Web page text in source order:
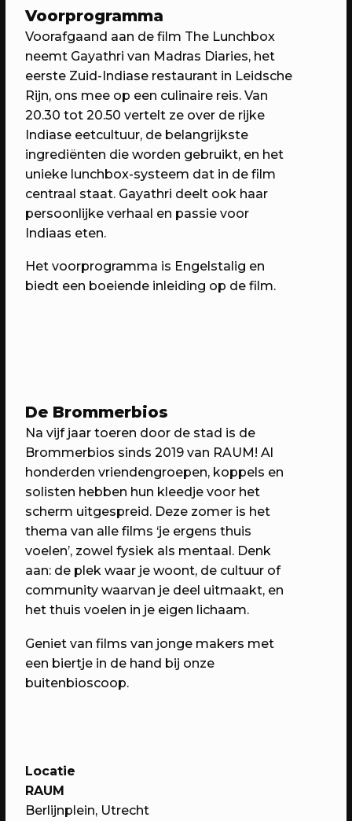
07/05/2023 PROGRAMMA
WEKEA: Buurtkamerfeest met de
Buurtwerkkamer
Met o.a. lancering Pop Up Plein-o-
theek, wildplukwandeling, zelf kunst
maken, Aanschuifdiner XL & twee
bijzondere exposities over het
thuisgevoel
14/05/2023
WEKEA: Speelkamerfeest met Kars
+ Boom & Nimeto
Met o.a. spelen, verkleden, minidisco
en de onthulling van het
Straatspeelscherm
20/05/2023
SOUK Utrecht
Kom proeven, horen, zien & beleven!
Locatie
RAUM
Berlijnplein, Utrecht
Voorprogramma
Voorafgaand aan de film The Lunchbox
neemt Gayathri van Madras Diaries, het
eerste Zuid-Indiase restaurant in Leidsche
Rijn, ons mee op een culinaire reis. Van
20.30 tot 20.50 vertelt ze over de rijke
Indiase eetcultuur, de belangrijkste
ingrediënten die worden gebruikt, en het
unieke lunchbox-systeem dat in de film
centraal staat. Gayathri deelt ook haar
persoonlijke verhaal en passie voor
Indiaas eten.
Het voorprogramma is Engelstalig en
biedt een boeiende inleiding op de film.
De Brommerbios
Na vijf jaar toeren door de stad is de
Brommerbios sinds 2019 van RAUM! Al
honderden vriendengroepen, koppels en
solisten hebben hun kleedje voor het
scherm uitgespreid. Deze zomer is het
thema van alle films ‘je ergens thuis
voelen’, zowel fysiek als mentaal. Denk
aan: de plek waar je woont, de cultuur of
community waarvan je deel uitmaakt, en
het thuis voelen in je eigen lichaam.
Geniet van films van jonge makers met
een biertje in de hand bij onze
buitenbioscoop.